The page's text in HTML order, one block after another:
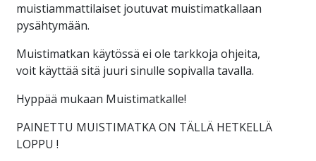
muistiammattilaiset joutuvat muistimatkallaan
pysähtymään.
Muistimatkan käytössä ei ole tarkkoja ohjeita,
voit käyttää sitä juuri sinulle sopivalla tavalla.
Hyppää mukaan Muistimatkalle!
PAINETTU MUISTIMATKA ON TÄLLÄ HETKELLÄ
LOPPU !